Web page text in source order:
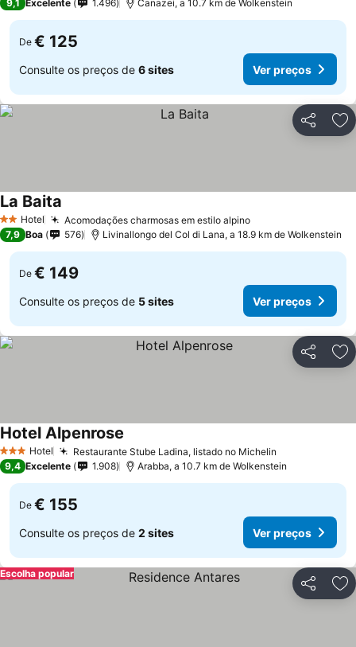
9,1 Excelente 1.496 Canazei, a 10.7 km de Wolkenstein
De € 125
Consulte os preços de 6 sites Ver preços
Partilhar
2 Estrelas
Hotel Acomodações charmosas em estilo alpinoVer preços
La Baita
7,9 Boa 576 Livinallongo del Col di Lana, a 18.9 km de Wolkenstein
De € 149
Consulte os preços de 5 sites Ver preços
Partilhar
3 EstrelasHotel Restaurante Stube Ladina, listado no Michelin
Hotel Alpenrose
9,4 Excelente 1.908 Arabba, a 10.7 km de Wolkenstein
De € 155
Consulte os preços de 2 sites Ver preços
Partilhar
Escolha popular